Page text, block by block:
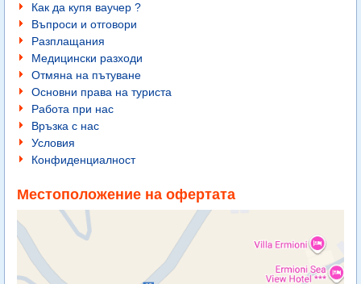
Как да купя ваучер ?
Въпроси и отговори
Разплащания
Медицински разходи
Отмяна на пътуване
Основни права на туриста
Работа при нас
Връзка с нас
Условия
Конфиденциалност
Местоположение на офертата